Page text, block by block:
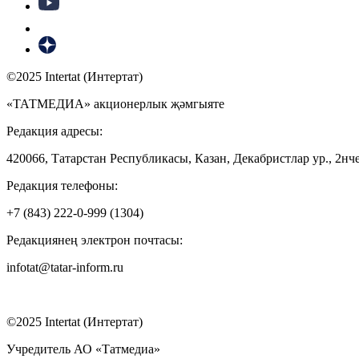
©2025 Intertat (Интертат)
«ТАТМЕДИА» акционерлык җәмгыяте
Редакция адресы:
420066, Татарстан Республикасы, Казан, Декабристлар ур.,
Редакция телефоны:
+7 (843) 222-0-999 (1304)
Редакциянең электрон почтасы:
infotat@tatar-inform.ru
©2025 Intertat (Интертат)
Учредитель АО «Татмедиа»